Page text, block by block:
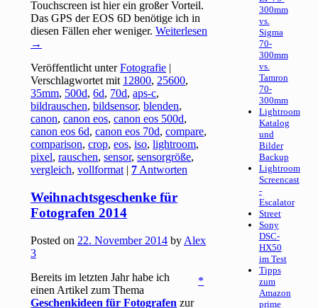
Touchscreen ist hier ein großer Vorteil.
Das GPS der EOS 6D benötige ich in
diesen Fällen eher weniger.Weiterlesen
→
Veröffentlicht unter Fotografie |
Verschlagwortet mit 12800,25600,
35mm, 500d,6d, 70d,aps-c,
bildrauschen,bildsensor,blenden,
canon,canon eos,canon eos 500d,
canon eos 6d,canon eos 70d,compare,
comparison,crop,eos,iso,lightroom,
pixel,rauschen,sensor,sensorgröße,
vergleich,vollformat | 7Antworten
Weihnachtsgeschenke für
Fotografen 2014
Posted on 22. November 2014 by Alex
3
Bereits im letzten Jahr habe ich
einen Artikel zum Thema
Geschenkideen für Fotografen zur
300mm
vs.
Sigma
70-
300mm
vs.
Tamron
70-
300mm
Lightroom
Katalog
und
Bilder
Backup
Lightroom
Screencast
-
Escalator
Street
Sony
DSC-
HX50
im Test
Tipps
zum
Amazon
prime